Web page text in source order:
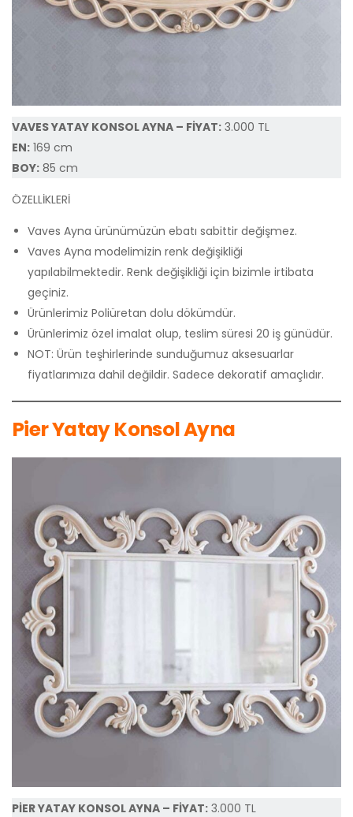
VAVES YATAY KONSOL AYNA – FİYAT: 3.000 TL
EN: 169 cm
BOY: 85 cm
ÖZELLİKLERİ
Vaves Ayna ürünümüzün ebatı sabittir değişmez.
Vaves Ayna modelimizin renk değişikliği
yapılabilmektedir. Renk değişikliği için bizimle irtibata
geçiniz.
Ürünlerimiz Poliüretan dolu dökümdür.
Ürünlerimiz özel imalat olup, teslim süresi 20 iş günüdür.
NOT: Ürün teşhirlerinde sunduğumuz aksesuarlar
fiyatlarımıza dahil değildir. Sadece dekoratif amaçlıdır.
Pier Yatay Konsol Ayna
PİER YATAY KONSOL AYNA – FİYAT: 3.000 TL